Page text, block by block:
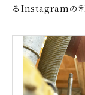
るInstagramの利